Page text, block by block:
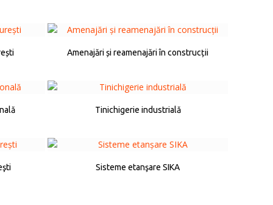
Amenajări și reamenajări în construcții
Tinichigerie industrială
Sisteme etanşare SIKA